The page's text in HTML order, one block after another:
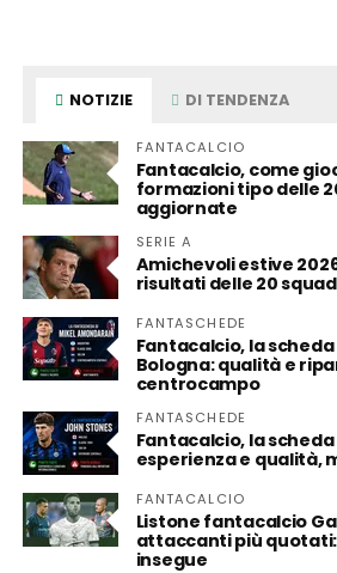
NOTIZIE DI TENDENZA
FANTACALCIO
Fantacalcio, come
formazioni tipo delle
aggiornate
SERIE A
Amichevoli estive
risultati delle 20
FANTASCHEDE
Fantacalcio, la
Bologna: qualità e
centrocampo
FANTASCHEDE
Fantacalcio, la
esperienza e qualità,
FANTACALCIO
Listone fantacalcio
attaccanti più quotati:
insegue